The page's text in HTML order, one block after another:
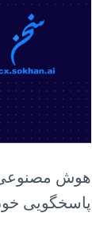
هوش مصنوعی
پاسخگویی